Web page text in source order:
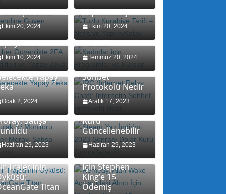
7
Çözümü
Ekim 20, 2024
Tarifi – Nefis ve
YapımıKolay
Ekim 20, 2024
Güvenlikte
Tehditleri ve
Zeka
Ekim 10, 2024
Kadınlar için
Programlar ve
Kurslar
Temmuz 20, 2024
Yapay
Ocak 2, 2024
IRC (Internet
Relay Chat):
İnternetin
Sohbet
Protokolü Nedir
Aralık 17, 2023
İçi
Razer
Satışa
Haziran 29, 2023
Steam Yaz
İndirimi 2023
Kuru
Güncellenebilir
Haziran 29, 2023
Trajedinin
Titan
Remedy, Alan
Wake
Açılışındaki Alıntı
İçin Stephen
King’e 1$
Ödemiş